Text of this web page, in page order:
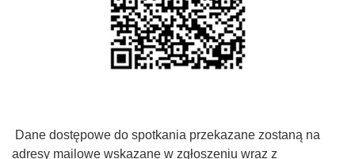
Dane dostępowe do spotkania przekazane zostaną na
adresy mailowe wskazane w zgłoszeniu wraz z